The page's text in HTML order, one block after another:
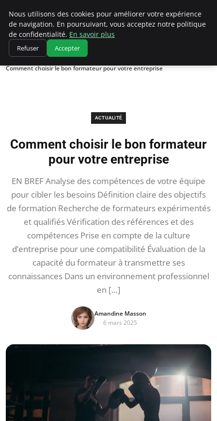
Chasseur De Tête
Accueil
Actualité
Comment choisir le bon formateur pour votre entreprise
ACTUALITÉ
Comment choisir le bon formateur
pour votre entreprise
EN BREF Analyse des compétences de votre équipe
pour cibler les besoins Définition claire des objectifs
de formation Recherche de formateurs expérimentés
et qualifiés Vérification des références et des
compétences Prise en compte de la culture
d’entreprise pour une compatibilité Évaluation de la
capacité du formateur à transmettre ses
connaissances Dans un environnement professionnel
en […]
Amandine Masson
6 mars 2025
Nous utilisons des cookies pour améliorer votre expérience
de navigation. En poursuivant, vous acceptez notre politique
de confidentialité. En savoir plus
Refuser Accepter